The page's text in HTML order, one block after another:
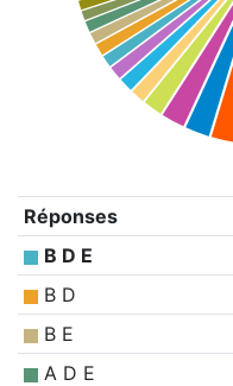
Réponses
B D E
B D
B E
A D E